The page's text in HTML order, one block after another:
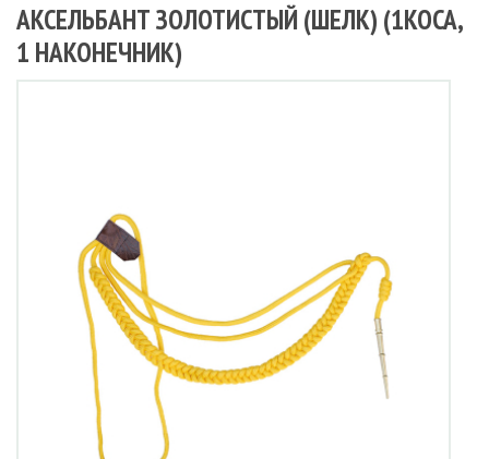
АКСЕЛЬБАНТ ЗОЛОТИСТЫЙ (ШЕЛК) (1КОСА,
1 НАКОНЕЧНИК)